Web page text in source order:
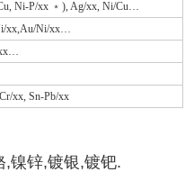
Ni-P/xx ﹡), Ag/xx, Ni/Cu…
xx,Au/Ni/xx…
xx, Sn-Pb/xx
,镍锌,镀银,镀钯.